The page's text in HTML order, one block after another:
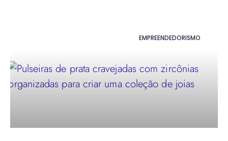
EMPREENDEDORISMO